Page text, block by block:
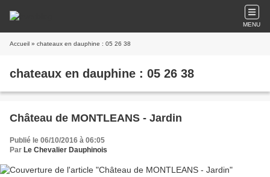
MENU
Accueil » chateaux en dauphine : 05 26 38
chateaux en dauphine : 05 26 38
Château de MONTLEANS - Jardin
Publié le 06/10/2016 à 06:05
Par Le Chevalier Dauphinois